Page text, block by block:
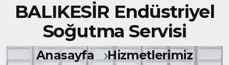
BALIKESİR Endüstriyel
Soğutma Servisi
Anasayfa Hizmetlerimiz